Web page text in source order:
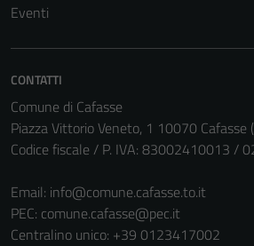
Eventi
CONTATTI
Comune di Cafasse
Piazza Vittorio Veneto, 1 10070 Cafasse
Codice fiscale / P. IVA: 83002410013 /
Email: info@comune.cafasse.to.it
PEC: comune.cafasse@pec.it
Centralino unico: +39 0123417002